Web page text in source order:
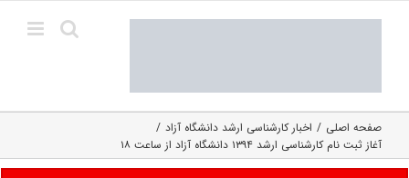
صفحه اصلی
اخبار کارشناسی ارشد دانشگاه آزاد
آغاز ثبت نام کارشناسی ارشد ۱۳۹۴ دانشگاه آزاد از ساعت ۱۸